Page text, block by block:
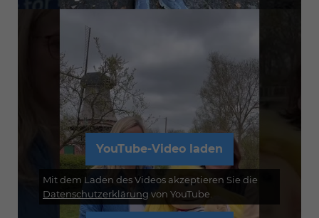
YouTube-Video laden
Mit dem Laden des Videos akzeptieren Sie die
Datenschutzerklärung von YouTube.